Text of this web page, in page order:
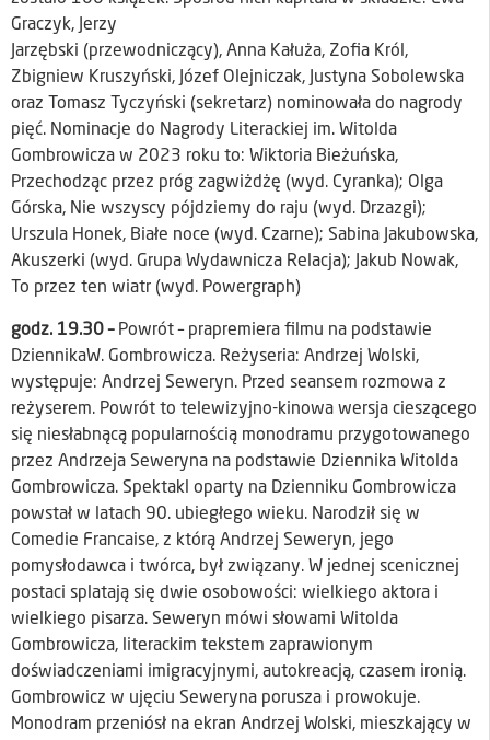
Graczyk, Jerzy
Jarzębski (przewodniczący), Anna Kałuża, Zofia Król,
Zbigniew Kruszyński, Józef Olejniczak, Justyna Sobolewska
oraz Tomasz Tyczyński (sekretarz) nominowała do nagrody
pięć. Nominacje do Nagrody Literackiej im. Witolda
Gombrowicza w 2023 roku to: Wiktoria Bieżuńska,
Przechodząc przez próg zagwiżdżę (wyd. Cyranka); Olga
Górska, Nie wszyscy pójdziemy do raju (wyd. Drzazgi);
Urszula Honek, Białe noce (wyd. Czarne); Sabina Jakubowska,
Akuszerki (wyd. Grupa Wydawnicza Relacja); Jakub Nowak,
To przez ten wiatr (wyd. Powergraph)
godz. 19.30 –Powrót – prapremiera filmu na podstawie
DziennikaW. Gombrowicza. Reżyseria: Andrzej Wolski,
występuje: Andrzej Seweryn. Przed seansem rozmowa z
reżyserem. Powrót to telewizyjno-kinowa wersja cieszącego
się niesłabnącą popularnością monodramu przygotowanego
przez Andrzeja Seweryna na podstawie Dziennika Witolda
Gombrowicza. Spektakl oparty na Dzienniku Gombrowicza
powstał w latach 90. ubiegłego wieku. Narodził się w
Comedie Francaise, z którą Andrzej Seweryn, jego
pomysłodawca i twórca, był związany. W jednej scenicznej
postaci splatają się dwie osobowości: wielkiego aktora i
wielkiego pisarza. Seweryn mówi słowami Witolda
Gombrowicza, literackim tekstem zaprawionym
doświadczeniami imigracyjnymi, autokreacją, czasem ironią.
Gombrowicz w ujęciu Seweryna porusza i prowokuje.
Monodram przeniósł na ekran Andrzej Wolski, mieszkający w